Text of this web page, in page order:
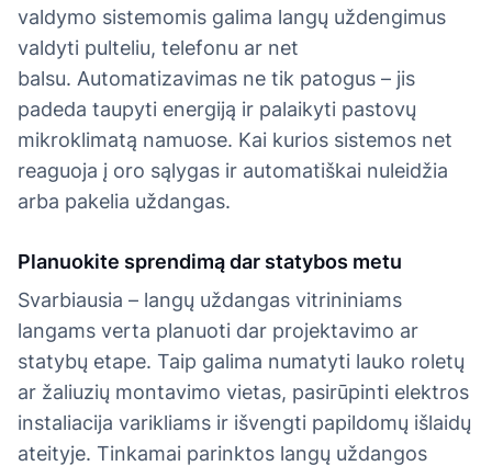
valdymo sistemomis galima langų uždengimus
valdyti pulteliu, telefonu ar net
balsu. Automatizavimas ne tik patogus – jis
padeda taupyti energiją ir palaikyti pastovų
mikroklimatą namuose. Kai kurios sistemos net
reaguoja į oro sąlygas ir automatiškai nuleidžia
arba pakelia uždangas.
Planuokite sprendimą dar statybos metu
Svarbiausia – langų uždangas vitrininiams
langams verta planuoti dar projektavimo ar
statybų etape. Taip galima numatyti lauko roletų
ar žaliuzių montavimo vietas, pasirūpinti elektros
instaliacija varikliams ir išvengti papildomų išlaidų
ateityje. Tinkamai parinktos langų uždangos